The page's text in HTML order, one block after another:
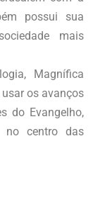
possui sua
mais
Magnífica
os avanços
do Evangelho,
no centro das